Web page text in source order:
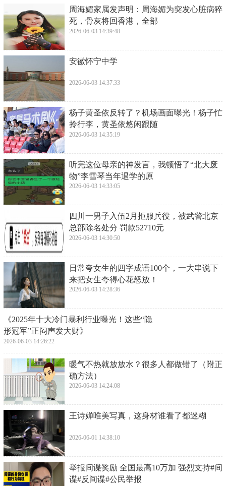
​周海媚家属发声明：周海媚为突发心脏病猝
死，骨灰将回香港，全部
2026-06-03 14:39:48
​安徽怀宁中学
2026-06-03 14:37:33
​杨子黄圣依反转了？机场画面曝光！杨子忙
拎行李，黄圣依悠闲跟随
2026-06-03 14:35:19
​听完这位母亲的神发言，我顿悟了“北大废
物”李雪琴当年退学的原
2026-06-03 14:33:05
​四川一男子入伍2月拒服兵役，被武警北京
总部除名处分 罚款52710元
2026-06-03 14:30:50
​日常夸女生的四字成语100个，一大串说下
来把女生夸得心花怒放！
2026-06-03 14:28:36
​《2025年十大冷门暴利行业曝光！这些“隐
形冠军”正闷声发大财》
2026-06-03 14:26:22
​暖气不热就放放水？很多人都做错了（附正
确方法）
2026-06-03 14:24:08
​王诗婵唯美写真，这身材谁看了都迷糊
2026-06-01 14:38:10
​举报间谍奖励 全国最高10万加 强烈支持#间
谍#反间谍#公民举报